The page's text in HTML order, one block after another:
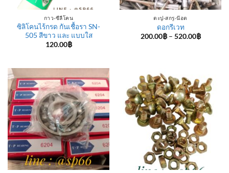
กาว-ซีลีโคน
ซิลิโคนไร้กรด กันเชื้อรา SN-
505 สีขาว และ แบบใส
120.00฿
ตะปู-สกรู-น๊อต
ดอกรีเวท
200.00฿ – 520.00฿Price